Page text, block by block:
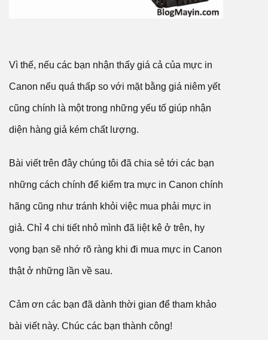
Vì thế, nếu các bạn nhận thấy giá cả của mực in
Canon nếu quá thấp so với mặt bằng giá niêm yết
cũng chính là một trong những yếu tố giúp nhận
diện hàng giả kém chất lượng.
Bài viết trên đây chúng tôi đã chia sẻ tới các bạn
những cách chính để kiểm tra mực in Canon chính
hãng cũng như tránh khỏi việc mua phải mực in
giả. Chỉ 4 chi tiết nhỏ mình đã liệt kê ở trên, hy
vọng bạn sẽ nhớ rõ ràng khi đi mua mực in Canon
thật ở những lần về sau.
Cảm ơn các bạn đã dành thời gian để tham khảo
bài viết này. Chúc các bạn thành công!